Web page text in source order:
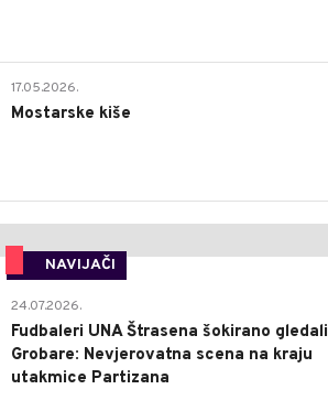
17.05.2026.
Mostarske kiše
NAVIJAČI
24.07.2026.
Fudbaleri UNA Štrasena šokirano gledali
Grobare: Nevjerovatna scena na kraju
utakmice Partizana